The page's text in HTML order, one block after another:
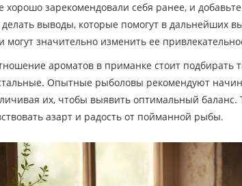
хорошо зарекомендовали себя ранее, и
делать выводы, которые помогут в дальнейших
могут значительно изменить ее
ароматов в приманке стоит
Опытные рыболовы рекомендуют
их, чтобы выявить оптимальный баланс.
азарт и радость от пойманной рыбы.